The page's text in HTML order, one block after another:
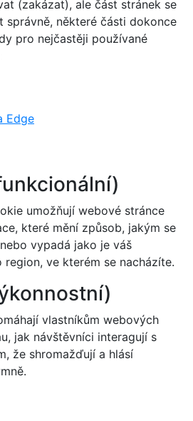
(zakázat), ale část stránek se
správně, některé části dokonce
pro nejčastěji používané
Edge
umožňují webové stránce
které mění způsob, jakým se
vypadá jako je váš
ve kterém se nacházíte.
vlastníkům webových
jak návštěvníci interagují s
že shromažďují a hlásí